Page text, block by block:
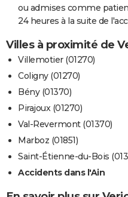
ou admises comme
24 heures à la suite de
Villes à proximité de
Villemotier (01270)
Coligny (01270)
Bény (01370)
Pirajoux (01270)
Val-Revermont (01370)
Marboz (01851)
Saint-Étienne-du-Bois
Accidents dans l'Ain